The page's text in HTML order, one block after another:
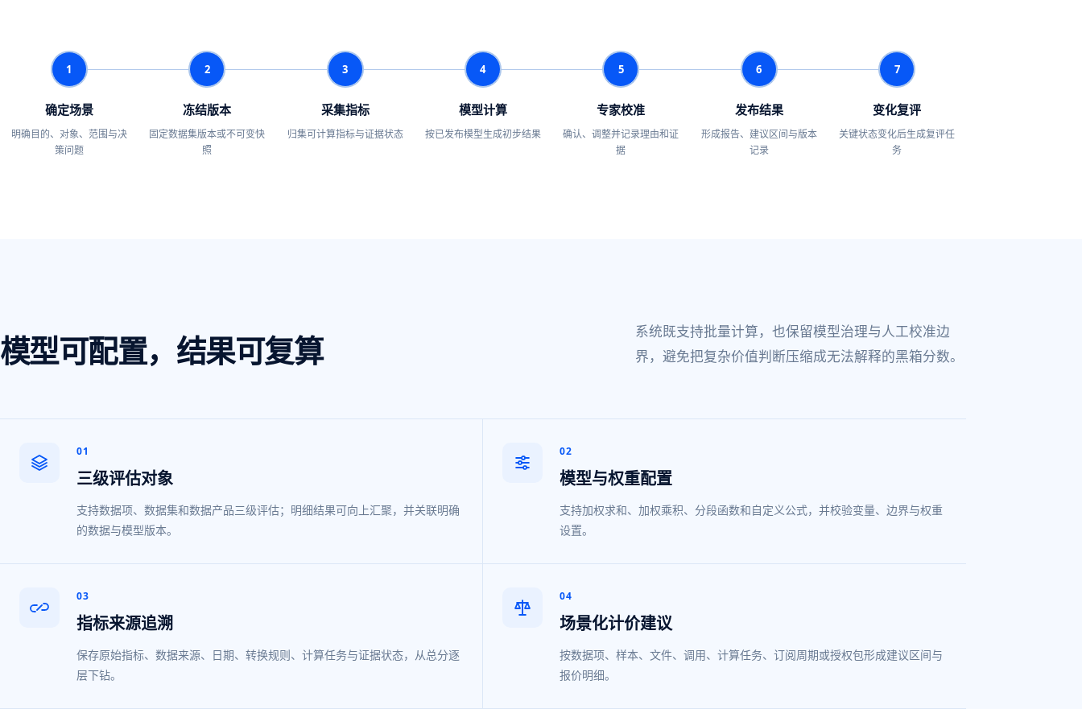
1
确定场景
明确目的、对象、范围与决
策问题
2
冻结版本
固定数据集版本或不可变快
照
3
采集指标
归集可计算指标与证据状态
4
模型计算
按已发布模型生成初步结果
5
专家校准
确认、调整并记录理由和证
据
6
发布结果
形成报告、建议区间与版本
记录
7
变化复评
关键状态变化后生成复评任
务
模型可配置，结果可复算
系统既支持批量计算，也保留模型治理与人工校准边
界，避免把复杂价值判断压缩成无法解释的黑箱分数。
01
三级评估对象
支持数据项、数据集和数据产品三级评估；明细结果可向上汇聚，并关联明确
的数据与模型版本。
02
模型与权重配置
支持加权求和、加权乘积、分段函数和自定义公式，并校验变量、边界与权重
设置。
03
指标来源追溯
保存原始指标、数据来源、日期、转换规则、计算任务与证据状态，从总分逐
层下钻。
04
场景化计价建议
按数据项、样本、文件、调用、计算任务、订阅周期或授权包形成建议区间与
报价明细。